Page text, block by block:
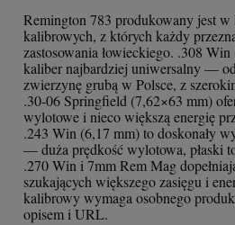
Remington 783 produkowany jest
kalibrowych, z których każdy
zastosowania łowieckiego. .308
kaliber najbardziej uniwersalny —
zwierzynę grubą w Polsce, z
.30-06 Springfield (7,62×63 mm)
wylotowe i nieco większą energię
.243 Win (6,17 mm) to doskonały
— duża prędkość wylotowa, płaski
.270 Win i 7mm Rem Mag
szukających większego zasięgu i
kalibrowy wymaga osobnego
opisem i URL.